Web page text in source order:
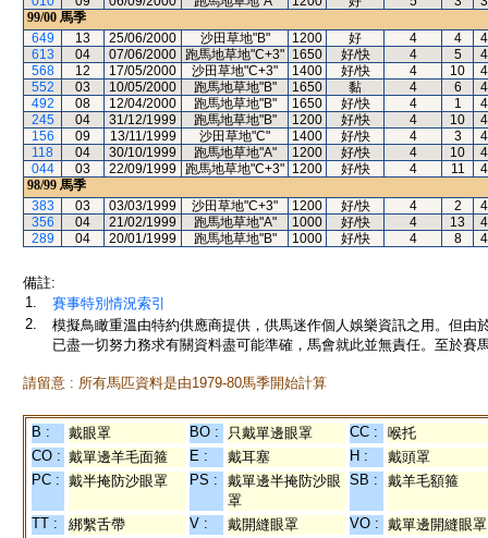
99/00 馬季
649
13 25/06/2000 沙田草地"B" 1200 好 4 4
613
04 07/06/2000 跑馬地草地"C+3" 1650 好/快 4 5
568
12 17/05/2000 沙田草地"C+3" 1400 好/快 4 10
552
03 10/05/2000 跑馬地草地"B" 1650 黏 4 6
492
08 12/04/2000 跑馬地草地"B" 1650 好/快 4 1
245
04 31/12/1999 跑馬地草地"B" 1200 好/快 4 10
156
09 13/11/1999 沙田草地"C" 1400 好/快 4 3
118
04 30/10/1999 跑馬地草地"A" 1200 好/快 4 10
044
03 22/09/1999 跑馬地草地"C+3" 1200 好/快 4 11
98/99 馬季
383
03 03/03/1999 沙田草地"C+3" 1200 好/快 4 2
356
04 21/02/1999 跑馬地草地"A" 1000 好/快 4 13
289
04 20/01/1999 跑馬地草地"B" 1000 好/快 4 8
備註:
1.
賽事特別情況索引
2.
模擬鳥瞰重溫由特約供應商提供，供馬迷作個人娛樂資訊之用。但
已盡一切努力務求有關資料盡可能準確，馬會就此並無責任。至於賽
請留意 : 所有馬匹資料是由1979-80馬季開始計算
B : 戴眼罩 BO : 只戴單邊眼罩 CC :
喉托
CO : 戴單邊羊毛面箍 E : 戴耳塞 H :
戴頭罩
PC : 戴半掩防沙眼罩 PS :
戴單邊半掩防沙眼
罩
SB : 戴羊毛額箍
TT : 綁繫舌帶 V : 戴開縫眼罩 VO : 戴單邊開縫眼罩